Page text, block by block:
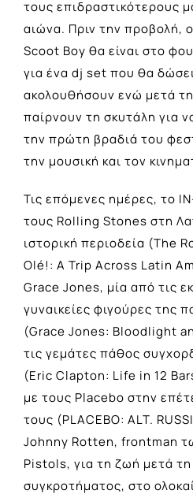
τους επιδραστικότερους
αιώνα. Πριν την προβολή,
Scoot Boy θα είναι στο
για ένα dj set που θα
ακολουθήσουν ενώ μετά
παίρνουν τη σκυτάλη για
την πρώτη βραδιά του
την μουσική και τον
Τις επόμενες ημέρες, το
τους Rolling Stones στη
ιστορική περιοδεία (The
Olé!: A Trip Across Latin
Grace Jones, μία από τις
γυναικείες φιγούρες της
(Grace Jones: Bloodlight
τις γεμάτες πάθος
(Eric Clapton: Life in 12
με τους Placebo στην
τους (PLACEBO: ALT.
Johnny Rotten, frontman
Pistols, για τη ζωή μετά
συγκροτήματος, στο